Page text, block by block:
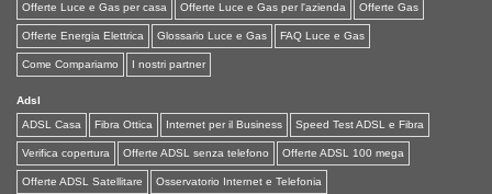
Offerte Luce e Gas per casa
Offerte Luce e Gas per l'azienda Offerte Gas
Offerte Energia Elettrica Glossario Luce e Gas FAQ Luce e Gas
Come Compariamo I nostri partner
Adsl
ADSL Casa
Fibra Ottica Internet per il Business Speed Test ADSL e Fibra
Verifica copertura Offerte ADSL senza telefono Offerte ADSL 100 mega
Offerte ADSL Satellitare Osservatorio Internet e Telefonia